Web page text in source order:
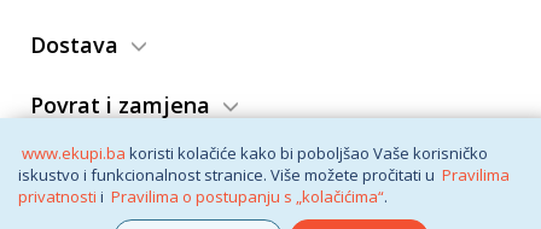
www.ekupi.ba koristi kolačiće kako bi poboljšao Vaše korisničko
iskustvo i funkcionalnost stranice. Više možete pročitati u Pravilima
privatnosti i Pravilima o postupanju s „kolačićima“.
Dostava
Povrat i zamjena
Opći uslovi